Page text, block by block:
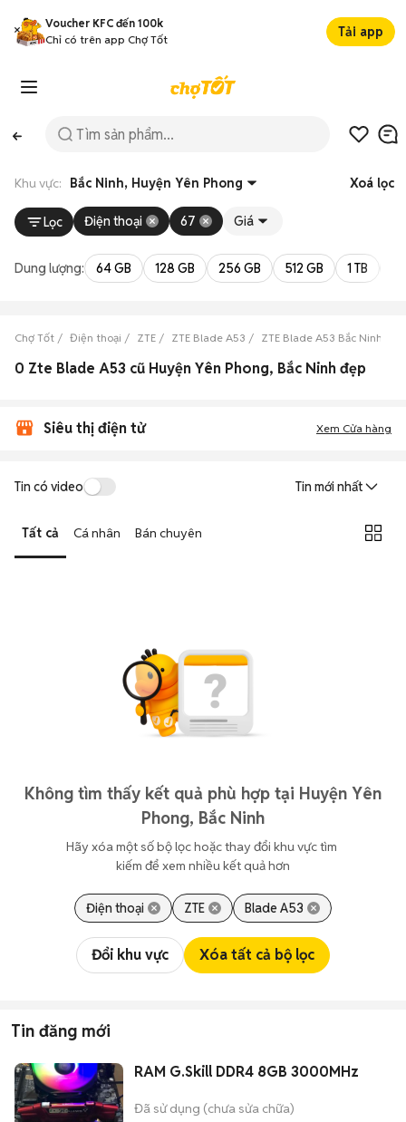
Voucher KFC đến 100k
Chỉ có trên app Chợ Tốt
Tải app
Khu vực: Bắc Ninh, Huyện Yên Phong Xoá lọc
Lọc Điện thoại 67 Giá
Dung lượng: 64 GB 128 GB 256 GB 512 GB 1 TB
Chợ Tốt Điện thoại ZTE ZTE Blade A53 ZTE Blade A53 Bắc Ninh
0 Zte Blade A53 cũ Huyện Yên Phong, Bắc Ninh đẹp
Siêu thị điện tử Xem Cửa hàng
Tin có video Tin mới nhất
Tất cả Cá nhân Bán chuyên
Không tìm thấy kết quả phù hợp tại Huyện Yên
Phong, Bắc Ninh
Hãy xóa một số bộ lọc hoặc thay đổi khu vực tìm
kiếm để xem nhiều kết quả hơn
Điện thoại ZTE Blade A53
Đổi khu vực Xóa tất cả bộ lọc
Tin đăng mới
RAM G.Skill DDR4 8GB 3000MHz
Đã sử dụng (chưa sửa chữa)